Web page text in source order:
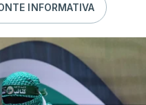
INFORMATIVA